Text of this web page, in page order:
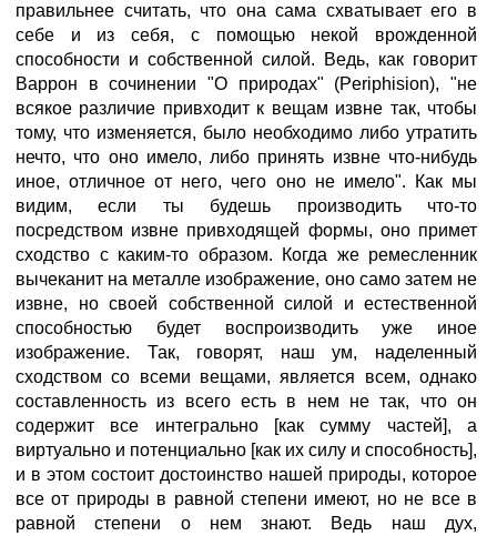
правильнее считать, что она сама схватывает его в
себе и из себя, с помощью некой врожденной
способности и собственной силой. Ведь, как говорит
Варрон в сочинении "О природах" (Periphision), "не
всякое различие привходит к вещам извне так, чтобы
тому, что изменяется, было необходимо либо утратить
нечто, что оно имело, либо принять извне что-нибудь
иное, отличное от него, чего оно не имело". Как мы
видим, если ты будешь производить что-то
посредством извне привходящей формы, оно примет
сходство с каким-то образом. Когда же ремесленник
вычеканит на металле изображение, оно само затем не
извне, но своей собственной силой и естественной
способностью будет воспроизводить уже иное
изображение. Так, говорят, наш ум, наделенный
сходством со всеми вещами, является всем, однако
составленность из всего есть в нем не так, что он
содержит все интегрально [как сумму частей], а
виртуально и потенциально [как их силу и способность],
и в этом состоит достоинство нашей природы, которое
все от природы в равной степени имеют, но не все в
равной степени о нем знают. Ведь наш дух,